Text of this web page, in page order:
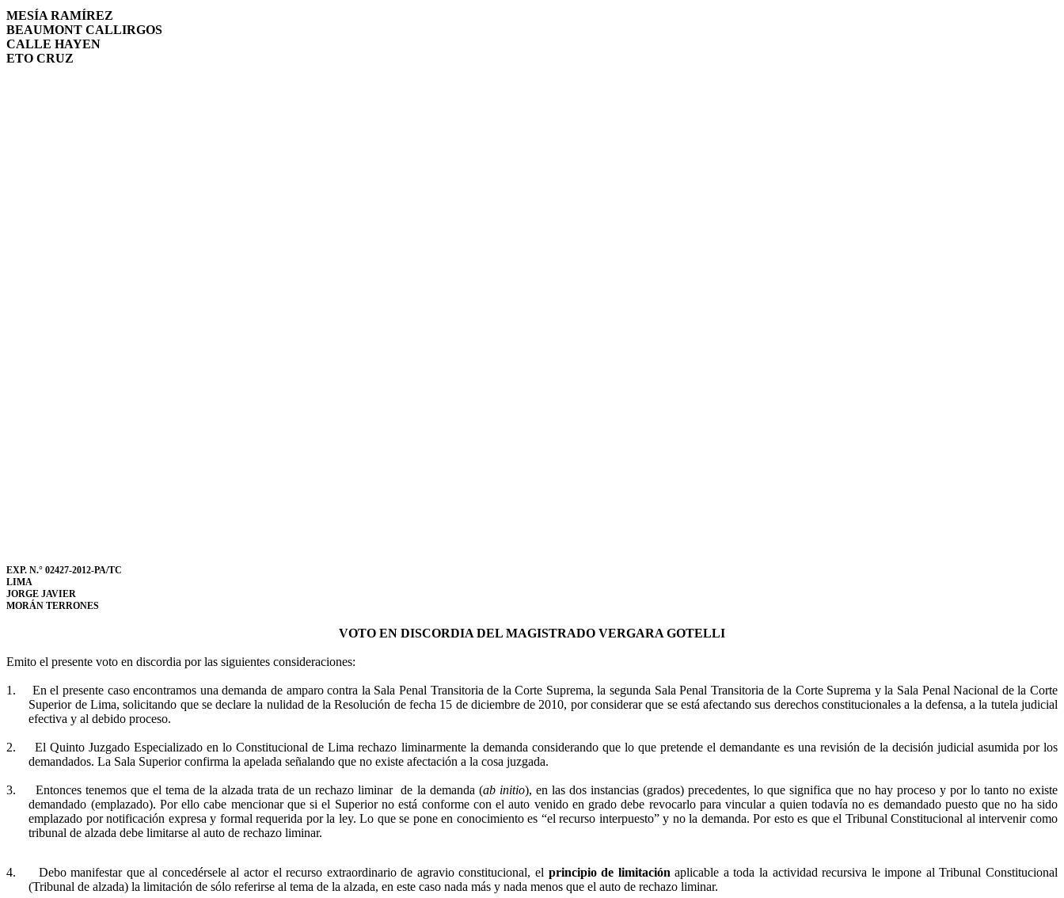
MESÍA RAMÍREZ
BEAUMONT CALLIRGOS
CALLE HAYEN
ETO CRUZ
EXP. N.° 02427-2012-PA/TC
LIMA
JORGE JAVIER
MORÁN TERRONES
VOTO EN DISCORDIA DEL MAGISTRADO VERGARA GOTELLI
Emito el presente voto en discordia por las siguientes consideraciones:
1.
En el presente caso encontramos una demanda de amparo contra la Sala Penal Transitoria de la Corte Suprema, la segunda Sala Penal Transitoria de la Corte Suprema y la Sala Penal Nacional de la Corte
Superior de Lima, solicitando que se declare la nulidad de la Resolución de fecha 15 de diciembre de 2010, por considerar que se está afectando sus derechos constitucionales a la defensa, a la tutela judicial
efectiva y al debido proceso.
2. El Quinto Juzgado Especializado en lo Constitucional de Lima rechazo liminarmentela demanda considerando que lo que pretende el demandante es una revisión de la decisión judicial asumida por los
demandados. La Sala Superior confirma la apelada señalando que no existe afectación a la cosa juzgada.
3. Entonces tenemos que el tema de la alzada trata de un rechazoliminarde la demanda (ab initio), en las dos instancias (grados) precedentes, lo que significa que no hay proceso y por lo tanto no existe
demandado (emplazado). Por ello cabe mencionar que si el Superior no está conforme con el auto venido en grado debe revocarlo para vincular a quien todavía no es demandado puesto que no ha sido
emplazado por notificación expresa y formal requerida por la ley. Lo que se pone en conocimiento es “el recurso interpuesto” y no la demanda. Por esto es que el Tribunal Constitucional al intervenir como
tribunal de alzada debe limitarse al auto de rechazoliminar.
4. Debo manifestar que al concedérsele al actor el recurso extraordinario de agravio constitucional, el principio de limitación aplicable a toda la actividad recursiva le impone al Tribunal Constitucional
(Tribunal de alzada) la limitación de sólo referirse al tema de la alzada, en este caso nada más y nada menos que el auto de rechazoliminar.